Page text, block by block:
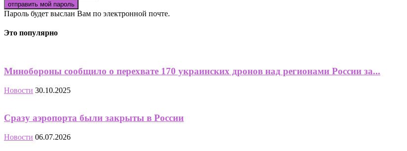
Пароль будет выслан Вам по электронной почте.
Это популярно
Минобороны сообщило о перехвате 170 украинских дронов над регионами России за...
Новости 30.10.2025
Сразу аэропорта были закрыты в России
Новости 06.07.2026